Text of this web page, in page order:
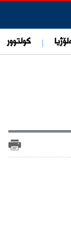
هەرێم لە رووی
ده‌ستگیركرا
کولتوور